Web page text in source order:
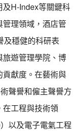
H-Index等關鍵科
理領域，酒店管
及穩健的科研表
遊管理學院、博
獻度。在藝術與
聲譽和僱主聲譽方
工程與技術領
以及電子電氣工程